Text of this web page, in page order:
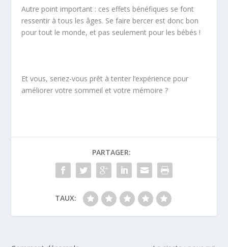
Autre point important : ces effets bénéfiques se font
ressentir à tous les âges. Se faire bercer est donc bon
pour tout le monde, et pas seulement pour les bébés !
Et vous, seriez-vous prêt à tenter l’expérience pour
améliorer votre sommeil et votre mémoire ?
PARTAGER:
TAUX: